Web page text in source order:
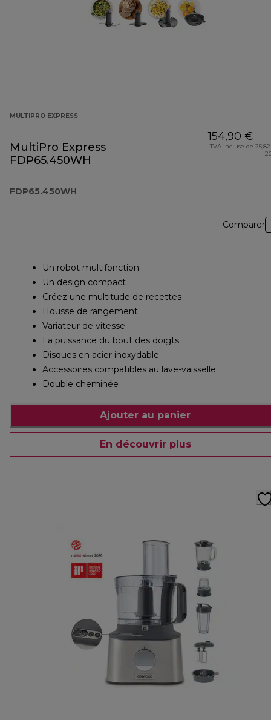
MULTIPRO EXPRESS
MultiPro Express
FDP65.450WH
FDP65.450WH
154,90 €
TVA incluse de
Comparer
Un robot multifonction
Un design compact
Créez une multitude de recettes
Housse de rangement
Variateur de vitesse
La puissance du bout des doigts
Disques en acier inoxydable
Accessoires compatibles au lave-vaisselle
Double cheminée
Ajouter au panier
En découvrir plus